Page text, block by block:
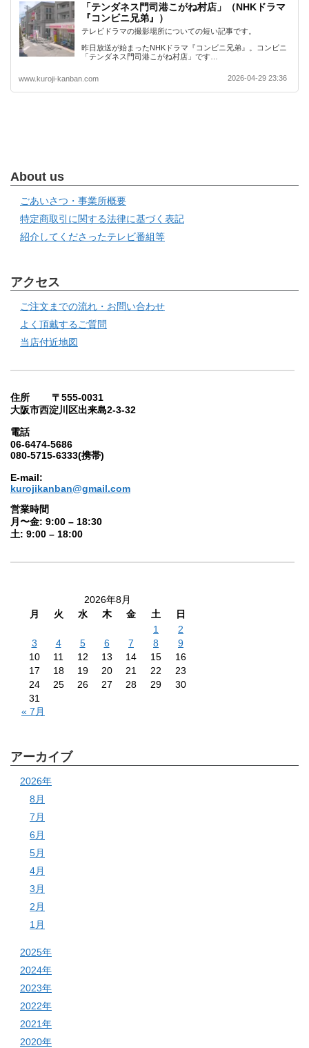
「テンダネス門司港こがね村店」（NHKドラマ
『コンビニ兄弟』）
テレビドラマの撮影場所についての短い記事です。
昨日放送が始まったNHKドラマ『コンビニ兄弟』。コンビニ
「テンダネス門司港こがね村店」です…
www.kuroji-kanban.com 2026-04-29 23:36
About us
ごあいさつ・事業所概要
特定商取引に関する法律に基づく表記
紹介してくださったテレビ番組等
アクセス
ご注文までの流れ・お問い合わせ
よく頂戴するご質問
当店付近地図
住所 〒555-0031
大阪市西淀川区出来島2-3-32
電話
06-6474-5686
080-5715-6333(携帯)
E-mail:
kurojikanban@gmail.com
営業時間
月〜金: 9:00 – 18:30
土: 9:00 – 18:00
2026年8月
月
火 水 木 金 土
日
1
2
3
4 5 6 7 8
9
10
11 12 13 14 15
16
17
18 19 20 21 22
23
24
25 26 27 28 29
30
31
« 7月
アーカイブ
2026年
8月
7月
6月
5月
4月
3月
2月
1月
2025年
2024年
2023年
2022年
2021年
2020年